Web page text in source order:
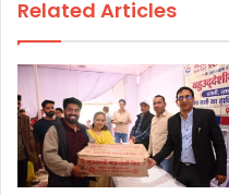
Related Articles